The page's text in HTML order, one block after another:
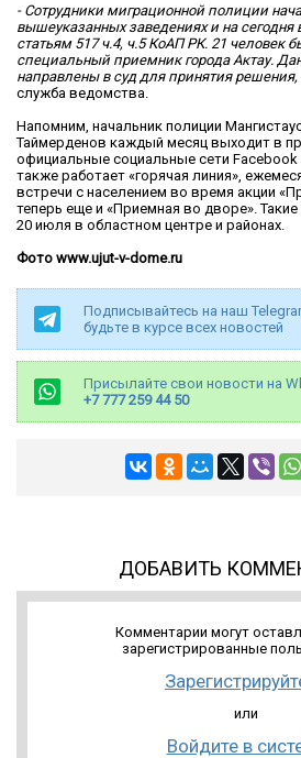
- Сотрудники миграционной полиции
вышеуказанных заведениях и на
статьям 517 ч.4, ч.5 КоАП РК. 21 человек
специальный приемник города Актау.
направлены в суд для принятия решения,
служба ведомства.
Напомним, начальник полиции
Таймерденов каждый месяц выходит в
официальные социальные сети
также работает «горячая линия»,
встречи с населением во время акции
теперь еще и «Приемная во дворе».
20 июля в областном центре и районах.
Фото www.ujut-v-dome.ru
Подписывайтесь на наш
будьте в курсе всех новостей
Присылайте свои новости на
+7 777 259 44 50
ДОБАВИТЬ
Комментарии могут
зарегистрированные
или
Войдите в